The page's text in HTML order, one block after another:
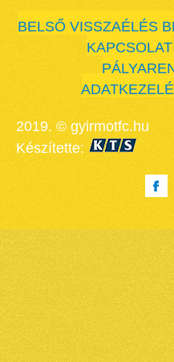
BELSŐ VISSZAÉLÉS
KAPCSOLAT
2019. © gyirmotfc.hu
Készítette: